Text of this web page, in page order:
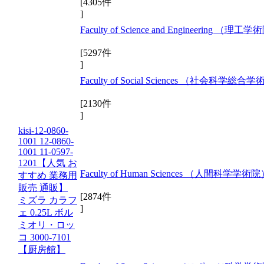
[4305件
]
Faculty of Science and Engineering （理工学術
[5297件
]
Faculty of Social Sciences （社会科学総合学術
[2130件
]
kisi-12-0860-
1001 12-0860-
1001 11-0597-
1201【人気 お
すすめ 業務用
販売 通販】
ミズラ カラフ
ェ 0.25L ボル
ミオリ・ロッ
コ 3000-7101
【厨房館】
Faculty of Human Sciences （人間科学学術院
[2874件
]